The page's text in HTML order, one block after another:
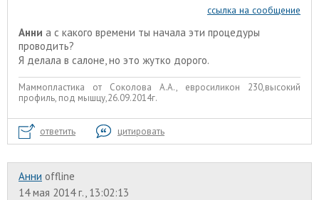
ссылка на сообщение
Анни а с какого времени ты начала эти процедуры
проводить?
Я делала в салоне, но это жутко дорого.
Маммопластика от Соколова А.А., евросиликон 230,высокий
профиль, под мышцу,26.09.2014г.
ответить цитировать
Анни offline
14 мая 2014 г., 13:02:13